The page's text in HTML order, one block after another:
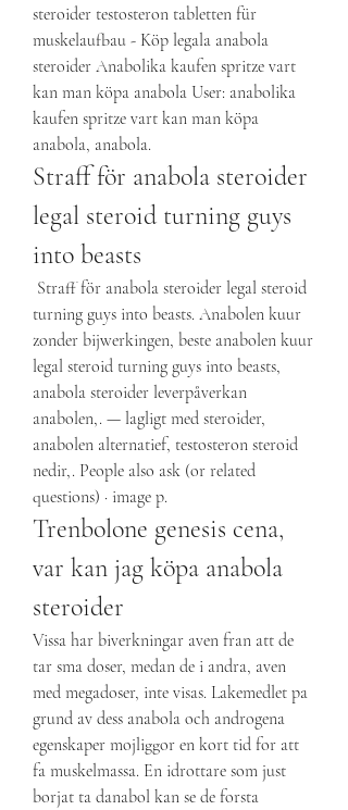
steroider testosteron tabletten für
muskelaufbau - Köp legala anabola
steroider Anabolika kaufen spritze vart
kan man köpa anabola User: anabolika
kaufen spritze vart kan man köpa
anabola, anabola.
Straff för anabola steroider
legal steroid turning guys
into beasts
turning guys into beasts. Anabolen kuur
zonder bijwerkingen, beste anabolen kuur
legal steroid turning guys into beasts,
anabola steroider leverpåverkan
anabolen,. — lagligt med steroider,
anabolen alternatief, testosteron steroid
nedir,. People also ask (or related
questions) · image p.
Trenbolone genesis cena,
var kan jag köpa anabola
steroider
Vissa har biverkningar aven fran att de
tar sma doser, medan de i andra, aven
med megadoser, inte visas. Lakemedlet pa
grund av dess anabola och androgena
egenskaper mojliggor en kort tid for att
fa muskelmassa. En idrottare som just
borjat ta danabol kan se de forsta